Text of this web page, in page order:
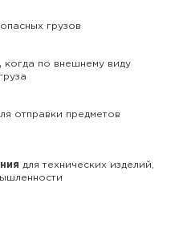
грузов
когда по внешнему виду
отправки предметов
для технических изделий,